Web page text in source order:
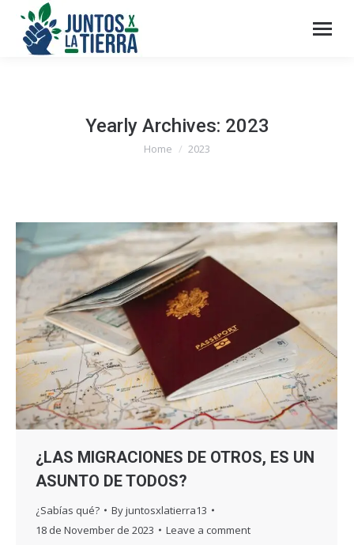
Yearly Archives: 2023
You are here:
Home 2023
¿LAS MIGRACIONES DE OTROS, ES UN
ASUNTO DE TODOS?
¿Sabías qué? Byjuntosxlatierra13
18 de November de 2023
Leave a comment